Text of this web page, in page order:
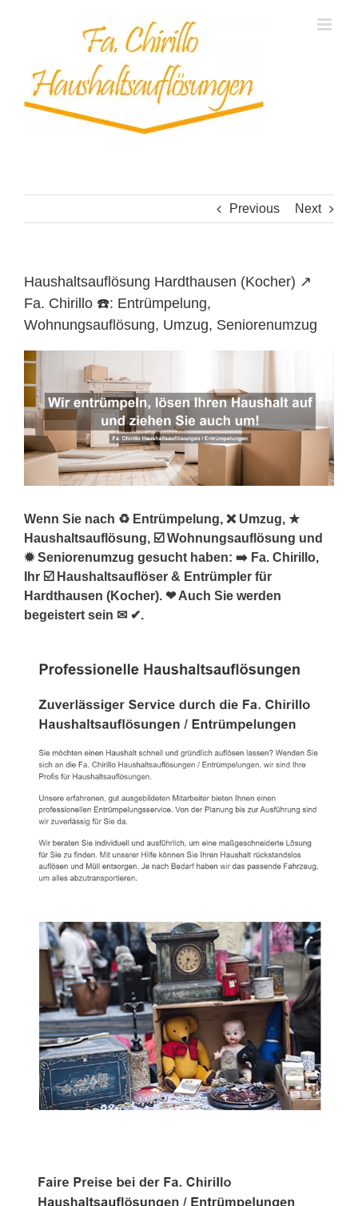
Previous Next
Haushaltsauflösung Hardthausen (Kocher) ↗️
Fa. Chirillo ☎️: Entrümpelung,
Wohnungsauflösung, Umzug, Seniorenumzug
Wenn Sie nach ♻ Entrümpelung, ❌ Umzug, ★
Haushaltsauflösung, ☑️ Wohnungsauflösung und
✹ Seniorenumzug gesucht haben: ➡️ Fa. Chirillo,
Ihr ☑️ Haushaltsauflöser & Entrümpler für
Hardthausen (Kocher). ❤ Auch Sie werden
begeistert sein ✉ ✔.